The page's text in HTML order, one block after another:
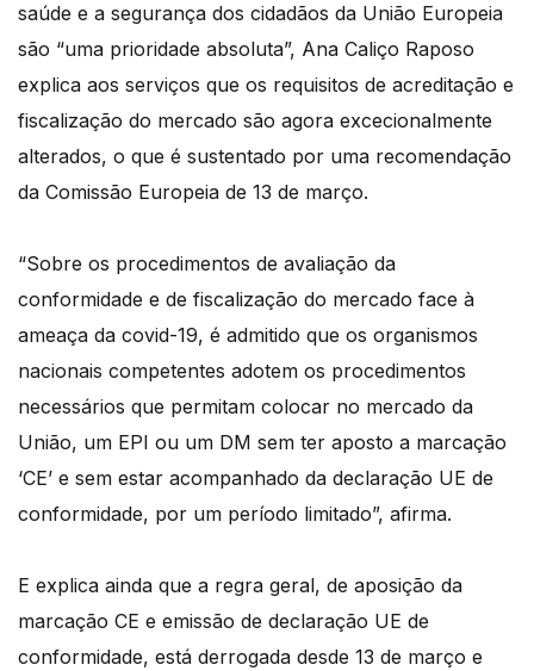
saúde e a segurança dos cidadãos da União Europeia
são “uma prioridade absoluta”, Ana Caliço Raposo
explica aos serviços que os requisitos de acreditação e
fiscalização do mercado são agora excecionalmente
alterados, o que é sustentado por uma recomendação
da Comissão Europeia de 13 de março.
“Sobre os procedimentos de avaliação da
conformidade e de fiscalização do mercado face à
ameaça da covid-19, é admitido que os organismos
nacionais competentes adotem os procedimentos
necessários que permitam colocar no mercado da
União, um EPI ou um DM sem ter aposto a marcação
‘CE’ e sem estar acompanhado da declaração UE de
conformidade, por um período limitado”, afirma.
E explica ainda que a regra geral, de aposição da
marcação CE e emissão de declaração UE de
conformidade, está derrogada desde 13 de março e